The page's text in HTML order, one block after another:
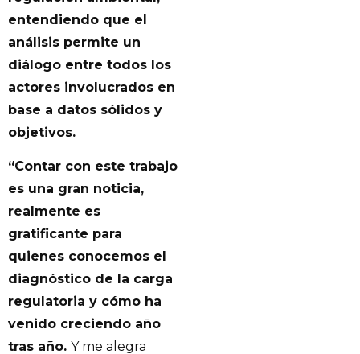
entendiendo que el
análisis permite un
diálogo entre todos los
actores involucrados en
base a datos sólidos y
objetivos.
“Contar con este trabajo
es una gran noticia,
realmente es
gratificante para
quienes conocemos el
diagnóstico de la carga
regulatoria y cómo ha
venido creciendo año
tras año. Y me alegra